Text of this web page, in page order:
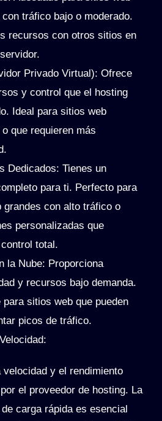
con tráfico bajo o moderado.
recursos con otros sitios en
Privado Virtual): Ofrece
y control que el hosting
Ideal para sitios web
que requieren más
Dedicados: Tienes un
para ti. Perfecto para
grandes con alto tráfico o
personalizadas que
total.
la Nube: Proporciona
y recursos bajo demanda.
para sitios web que pueden
picos de tráfico.
:
velocidad y el rendimiento
el proveedor de hosting. La
carga rápida es esencial